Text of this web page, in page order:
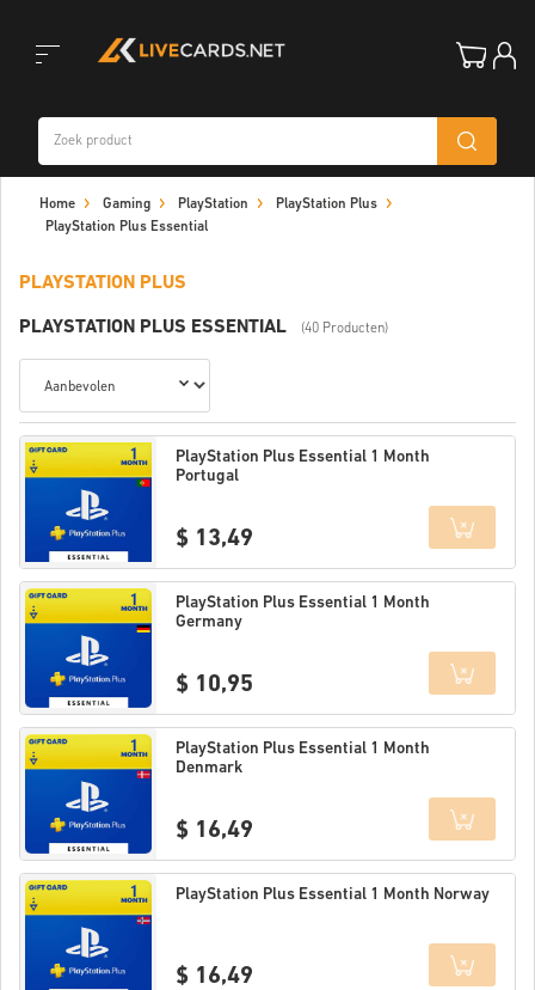
navigation
Home Gaming PlayStation
PlayStation Plus
PlayStation Plus Essential
PLAYSTATION PLUS
PLAYSTATION PLUS ESSENTIAL (40 Producten)
PlayStation Plus Essential 1 Month
Portugal
$ 13,49
Details
PlayStation Plus Essential 1 Month
Germany
$ 10,95
Details
PlayStation Plus Essential 1 Month
Denmark
$ 16,49
Details
PlayStation Plus Essential 1 Month Norway
$ 16,49